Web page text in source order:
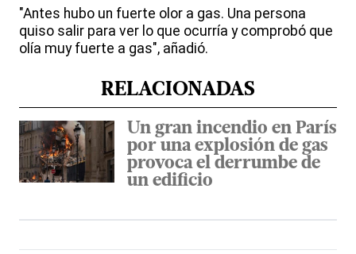
"Antes hubo un fuerte olor a gas. Una persona
quiso salir para ver lo que ocurría y comprobó que
olía muy fuerte a gas", añadió.
RELACIONADAS
Un gran incendio en París
por una explosión de gas
provoca el derrumbe de
un edificio